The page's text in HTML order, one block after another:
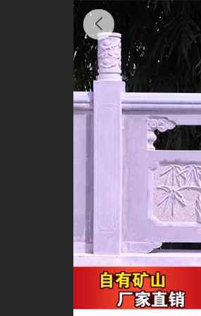
云柱花平双浮雕